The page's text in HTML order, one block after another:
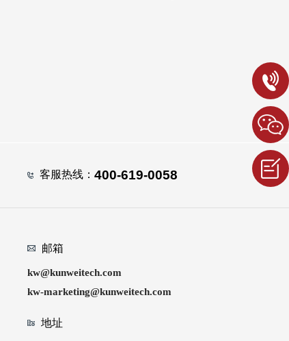
客服热线：400-619-0058
邮箱
kw@kunweitech.com
kw-marketing@kunweitech.com
地址